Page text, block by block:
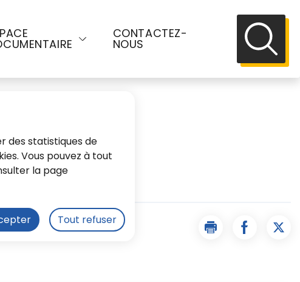
des statistiques de
Vous pouvez à tout
la page
Tout refuser
CONTACTEZ-
NOUS
École de Dannemoine Imprimer la page
Partager